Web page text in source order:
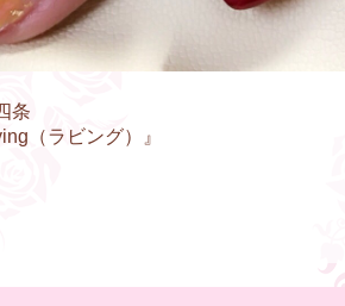
条
（ラビング）』